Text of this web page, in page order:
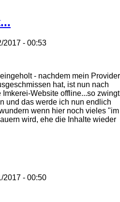
2017 - 00:53
- nachdem mein Provider
hat, ist nun nach
Website offline...so zwingt
und das werde ich nun endlich
wenn hier noch vieles "im
wird, ehe die Inhalte wieder
2017 - 00:50